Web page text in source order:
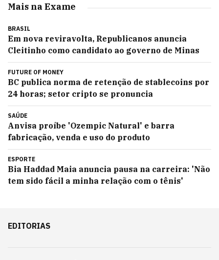
Mais na Exame
BRASIL
Em nova reviravolta, Republicanos anuncia
Cleitinho como candidato ao governo de Minas
FUTURE OF MONEY
BC publica norma de retenção de stablecoins por
24 horas; setor cripto se pronuncia
SAÚDE
Anvisa proíbe 'Ozempic Natural' e barra
fabricação, venda e uso do produto
ESPORTE
Bia Haddad Maia anuncia pausa na carreira: 'Não
tem sido fácil a minha relação com o tênis'
EDITORIAS